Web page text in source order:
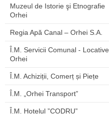
Muzeul de Istorie şi Etnografie
Orhei
Regia Apă Canal – Orhei S.A.
Î.M. Servicii Comunal - Locative
Orhei
Î.M. Achiziții, Comerț și Piețe
Î.M. „Orhei Transport”
Î.M. Hotelul ”CODRU”